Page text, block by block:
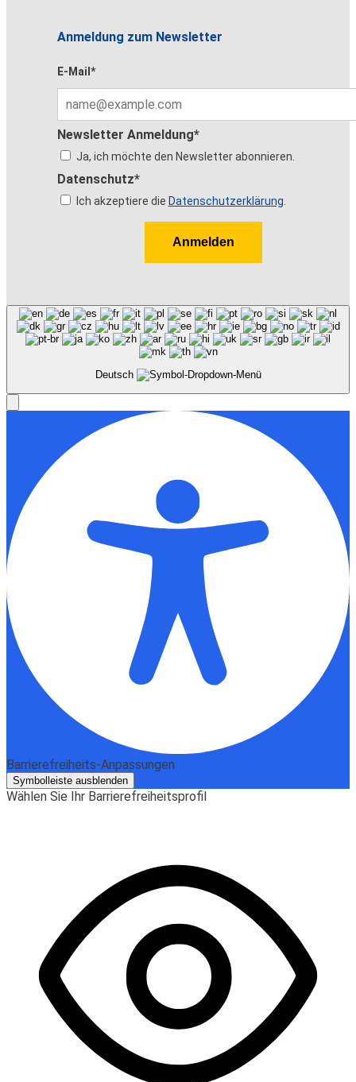
Anmeldung zum Newsletter
E-Mail*
Newsletter Anmeldung*
Ja, ich möchte den Newsletter abonnieren.
Datenschutz*
Ich akzeptiere die Datenschutzerklärung.
Anmelden
Deutsch
Barrierefreiheits-Anpassungen
Symbolleiste ausblenden
Wählen Sie Ihr Barrierefreiheitsprofil